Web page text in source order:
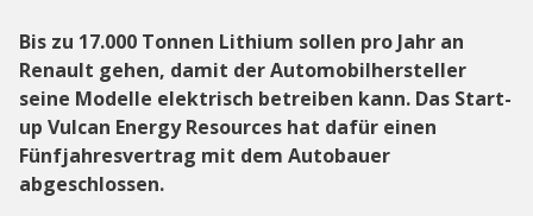
Bis zu 17.000 Tonnen Lithium sollen pro Jahr an
Renault gehen, damit der Automobilhersteller
seine Modelle elektrisch betreiben kann. Das Start-
up Vulcan Energy Resources hat dafür einen
Fünfjahresvertrag mit dem Autobauer
abgeschlossen.